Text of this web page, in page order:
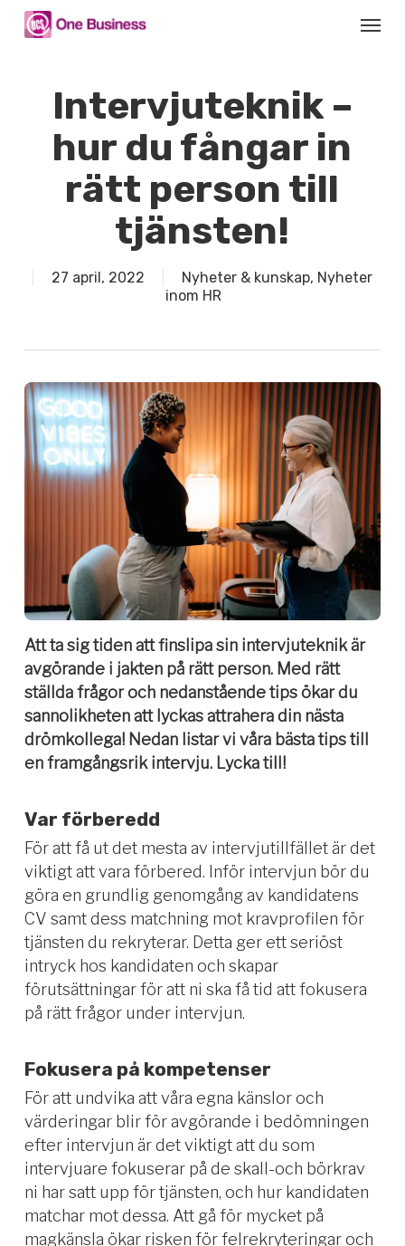
Menu
Intervjuteknik –
hur du fångar in
rätt person till
tjänsten!
27 april, 2022 Nyheter & kunskap, Nyheter
inom HR
Att ta sig tiden att finslipa sin intervjuteknik är
avgörande i jakten på rätt person. Med rätt
ställda frågor och nedanstående tips ökar du
sannolikheten att lyckas attrahera din nästa
drömkollega! Nedan listar vi våra bästa tips till
en framgångsrik intervju. Lycka till!
Var förberedd
För att få ut det mesta av intervjutillfället är det
viktigt att vara förbered. Inför intervjun bör du
göra en grundlig genomgång av kandidatens
CV samt dess matchning mot kravprofilen för
tjänsten du rekryterar. Detta ger ett seriöst
intryck hos kandidaten och skapar
förutsättningar för att ni ska få tid att fokusera
på rätt frågor under intervjun.
Fokusera på kompetenser
För att undvika att våra egna känslor och
värderingar blir för avgörande i bedömningen
efter intervjun är det viktigt att du som
intervjuare fokuserar på de skall-och börkrav
ni har satt upp för tjänsten, och hur kandidaten
matchar mot dessa. Att gå för mycket på
magkänsla ökar risken för felrekryteringar och